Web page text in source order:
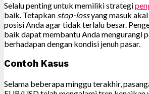
Selalu penting untuk memiliki strategi
baik. Tetapkan stop-lossyang masuk
posisi Anda agar tidak terlalu besar.
baik dapat membantu Anda mengurangi
berhadapan dengan kondisi jenuh pasar.
Contoh Kasus
Selama beberapa minggu terakhir,